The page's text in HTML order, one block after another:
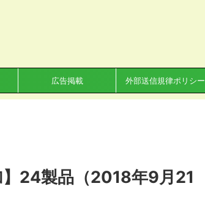
広告掲載 外部送信規律ポリシー
】24製品（2018年9月21